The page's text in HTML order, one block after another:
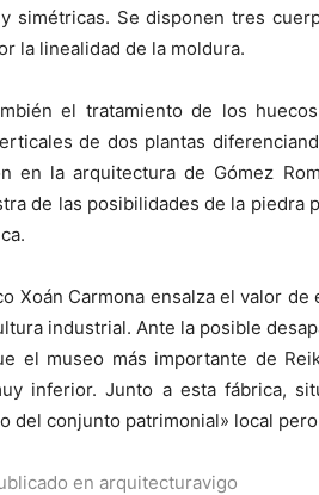
simétricas. Se disponen tres
la linealidad de la moldura.
el tratamiento de los
de dos plantas
en la arquitectura de Gómez
de las posibilidades de la
Xoán Carmona ensalza el valor
industrial. Ante la posible
el museo más importante de
inferior. Junto a esta fábrica,
del conjunto patrimonial» local
en arquitecturavigo